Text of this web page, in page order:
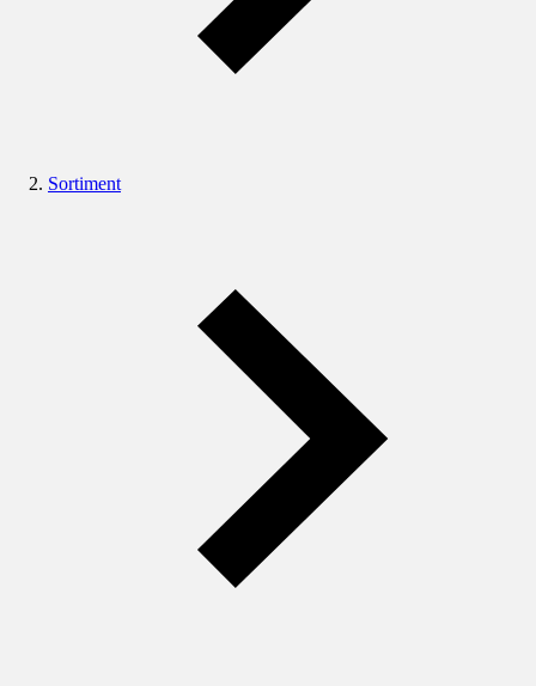
Sortiment